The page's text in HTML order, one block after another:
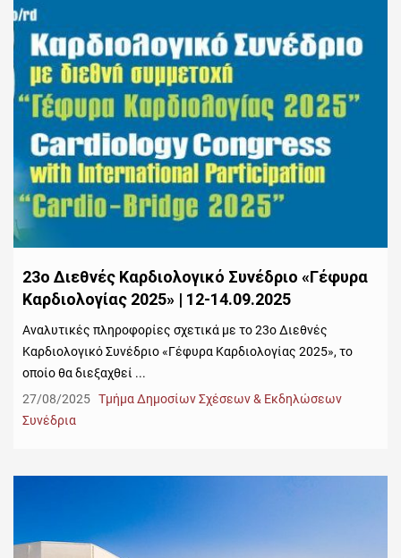
23ο Διεθνές Καρδιολογικό Συνέδριο «Γέφυρα
Καρδιολογίας 2025» | 12-14.09.2025
Αναλυτικές πληροφορίες σχετικά με το 23ο Διεθνές
Καρδιολογικό Συνέδριο «Γέφυρα Καρδιολογίας 2025», το
οποίο θα διεξαχθεί ...
27/08/2025 Τμήμα Δημοσίων Σχέσεων & Εκδηλώσεων
Συνέδρια